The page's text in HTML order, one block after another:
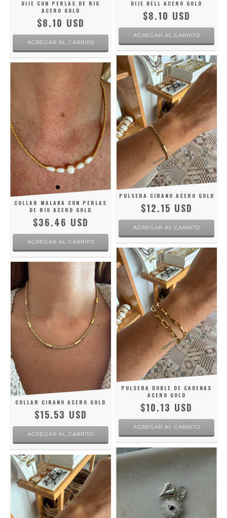
DIJE CON PERLAS DE RIO
ACERO GOLD
$8.10 USD
DIJE BELL ACERO GOLD
$8.10 USD
COLLAR MALAKA CON PERLAS
DE RIO ACERO GOLD
$36.46 USD
PULSERA CIRANO ACERO GOLD
$12.15 USD
COLLAR CIRANO ACERO GOLD
$15.53 USD
PULSERA DOBLE DE CADENAS
ACERO GOLD
$10.13 USD